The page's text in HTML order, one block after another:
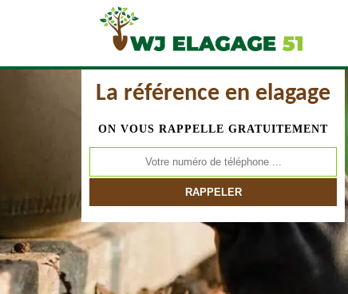
La référence en elagage
ON VOUS RAPPELLE GRATUITEMENT